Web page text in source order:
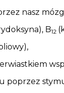
przez nasz
B12
poprzez